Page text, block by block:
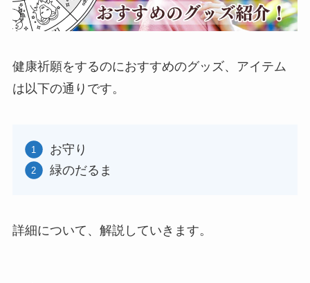
健康祈願をするのにおすすめのグッズ、アイテム
は以下の通りです。
お守り
緑のだるま
詳細について、解説していきます。